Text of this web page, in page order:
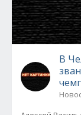
В